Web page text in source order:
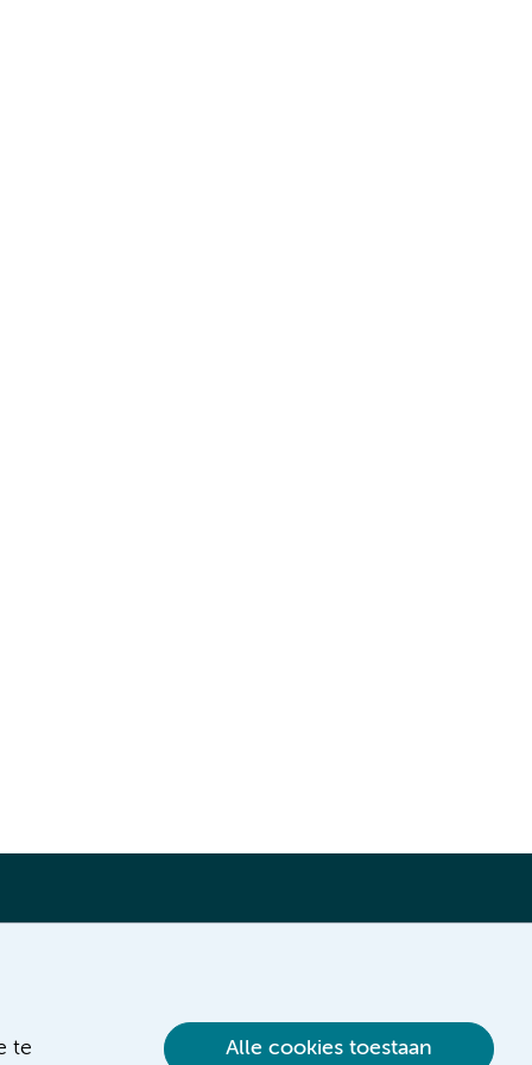
te Alle cookies toestaan